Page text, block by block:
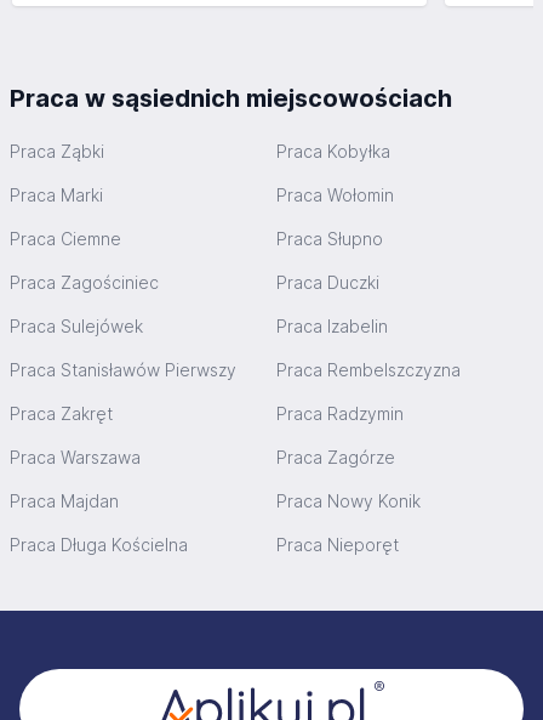
Praca w sąsiednich miejscowościach
Praca Ząbki Praca Kobyłka
Praca Marki Praca Wołomin
Praca Ciemne Praca Słupno
Praca Zagościniec Praca Duczki
Praca Sulejówek Praca Izabelin
Praca Stanisławów Pierwszy Praca Rembelszczyzna
Praca Zakręt Praca Radzymin
Praca Warszawa Praca Zagórze
Praca Majdan Praca Nowy Konik
Praca Długa Kościelna Praca Nieporęt